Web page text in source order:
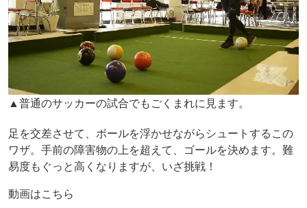
▲普通のサッカーの試合でもごくまれに見ます。
足を交差させて、ボールを浮かせながらシュートするこの
ワザ。手前の障害物の上を超えて、ゴールを決めます。難
易度もぐっと高くなりますが、いざ挑戦！
動画はこちら